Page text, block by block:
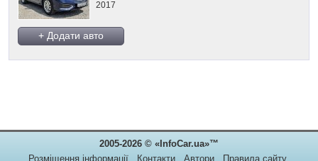
2017
+ Додати авто
2005-2026 © «InfoCar.ua»™
Розміщення інформації
Контакти Автори Правила сайту